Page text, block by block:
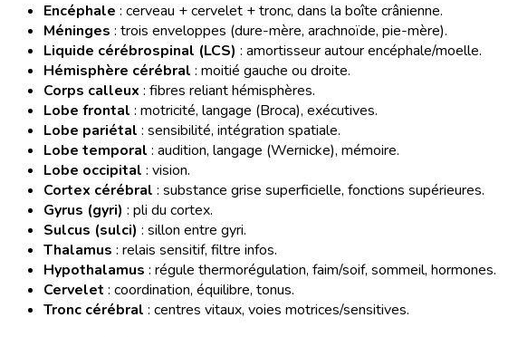
Encéphale : cerveau + cervelet + tronc, dans la boîte crânienne.
Méninges : trois enveloppes (dure-mère, arachnoïde, pie-mère).
Liquide cérébrospinal (LCS) : amortisseur autour encéphale/moelle.
Hémisphère cérébral : moitié gauche ou droite.
Corps calleux : fibres reliant hémisphères.
Lobe frontal : motricité, langage (Broca), exécutives.
Lobe pariétal : sensibilité, intégration spatiale.
Lobe temporal : audition, langage (Wernicke), mémoire.
Lobe occipital : vision.
Cortex cérébral : substance grise superficielle, fonctions supérieures.
Gyrus (gyri) : pli du cortex.
Sulcus (sulci) : sillon entre gyri.
Thalamus : relais sensitif, filtre infos.
Hypothalamus : régule thermorégulation, faim/soif, sommeil, hormones.
Cervelet : coordination, équilibre, tonus.
Tronc cérébral : centres vitaux, voies motrices/sensitives.